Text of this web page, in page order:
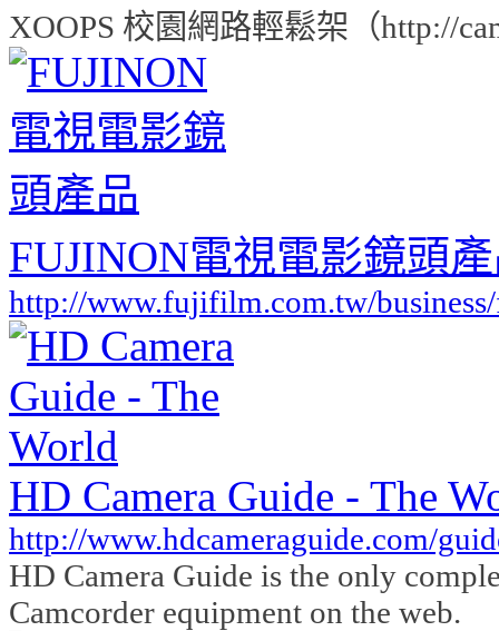
XOOPS 校園網路輕鬆架（http://
FUJINON電視電影鏡頭
http://www.fujifilm.com.tw/
HD Camera Guide - The
http://www.hdcameraguide.com/
HD Camera Guide is the only
Camcorder equipment on the web.